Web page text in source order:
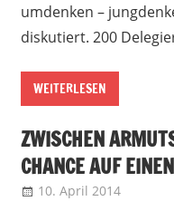
umdenken –
diskutiert. 200
WEITERLESEN
ZWISCHEN
CHANCE AUF
10. April 2014